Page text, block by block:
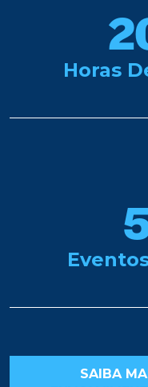
Horas
SAIBA